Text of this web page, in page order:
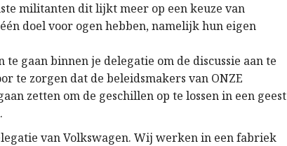
militanten dit lijkt meer op een keuze van
doel voor ogen hebben, namelijk hun eigen
te gaan binnen je delegatie om de discussie aan te
te zorgen dat de beleidsmakers van ONZE
zetten om de geschillen op te lossen in een geest
van Volkswagen. Wij werken in een fabriek